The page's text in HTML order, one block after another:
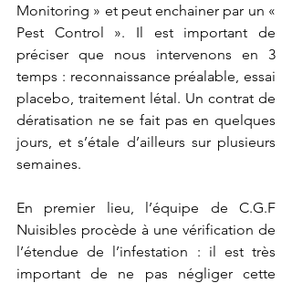
Monitoring » et peut enchainer par un «
Pest Control ». Il est important de
préciser que nous intervenons en 3
temps : reconnaissance préalable, essai
placebo, traitement létal. Un contrat de
dératisation ne se fait pas en quelques
jours, et s’étale d’ailleurs sur plusieurs
semaines.
En premier lieu, l’équipe de C.G.F
Nuisibles procède à une vérification de
l’étendue de l’infestation : il est très
important de ne pas négliger cette